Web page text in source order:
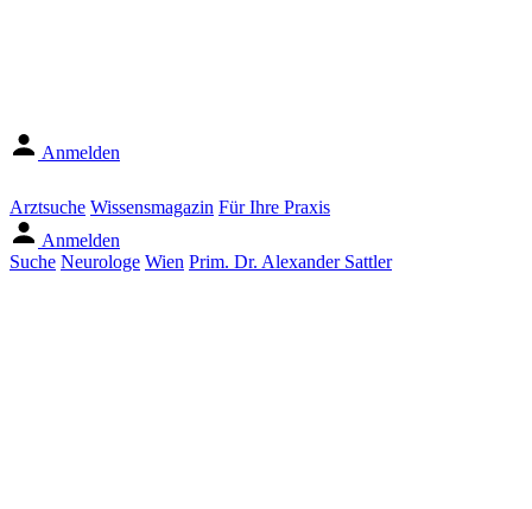
Anmelden
Arztsuche Wissensmagazin Für Ihre Praxis
Anmelden
Suche Neurologe Wien Prim. Dr. Alexander Sattler